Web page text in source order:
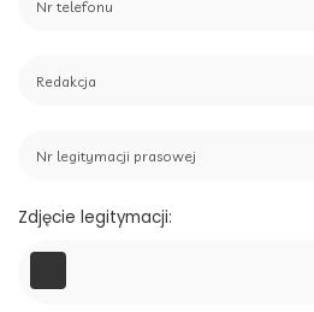
Zdjęcie legitymacji: